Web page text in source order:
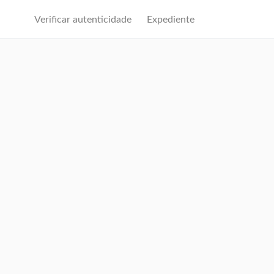
Verificar autenticidade Expediente